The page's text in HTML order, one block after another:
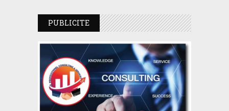
PUBLICITE